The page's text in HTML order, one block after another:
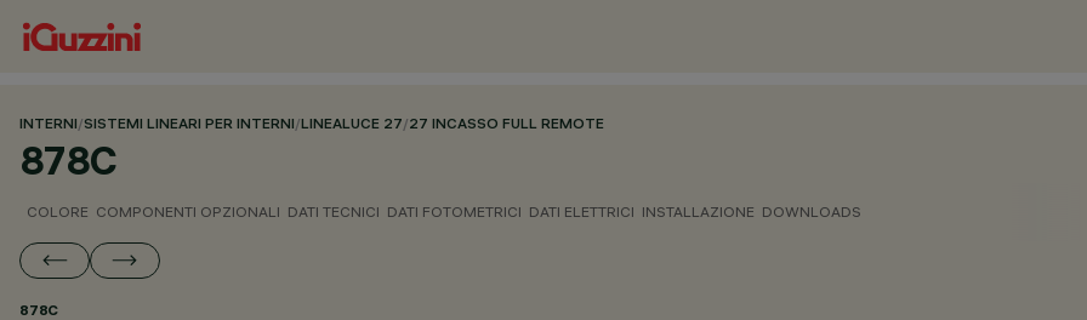
INTERNI/SISTEMI LINEARI PER INTERNI/LINEALUCE 27/27 INCASSO FULL REMOTE
878C
COLORE COMPONENTI OPZIONALI DATI TECNICI DATI FOTOMETRICI DATI ELETTRICI INSTALLAZIONE DOWNLOADS
878C